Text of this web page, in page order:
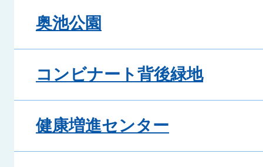
奥池公園
コンビナート背後緑地
健康増進センター